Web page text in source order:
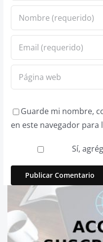
Guarde mi nombre,
en este navegador para
Sí,